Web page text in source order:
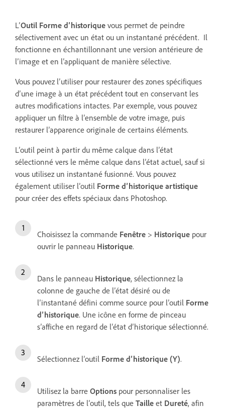
L’Outil Forme d’historique vous permet de peindre
sélectivement avec un état ou un instantané précédent. Il
fonctionne en échantillonnant une version antérieure de
l’image et en l’appliquant de manière sélective.
Vous pouvez l’utiliser pour restaurer des zones spécifiques
d’une image à un état précédent tout en conservant les
autres modifications intactes. Par exemple, vous pouvez
appliquer un filtre à l’ensemble de votre image, puis
restaurer l’apparence originale de certains éléments.
L’outil peint à partir du même calque dans l’état
sélectionné vers le même calque dans l’état actuel, sauf si
vous utilisez un instantané fusionné. Vous pouvez
également utiliser l’outil Forme d’historique artistique
pour créer des effets spéciaux dans Photoshop.
Choisissez la commande Fenêtre > Historique pour
ouvrir le panneau Historique.
Dans le panneau Historique, sélectionnez la
colonne de gauche de l’état désiré ou de
l’instantané défini comme source pour l’outil Forme
d’historique. Une icône en forme de pinceau
s’affiche en regard de l’état d’historique sélectionné.
Sélectionnez l’outil Forme d’historique (Y).
Utilisez la barre Options pour personnaliser les
paramètres de l’outil, tels que Taille et Dureté, afin